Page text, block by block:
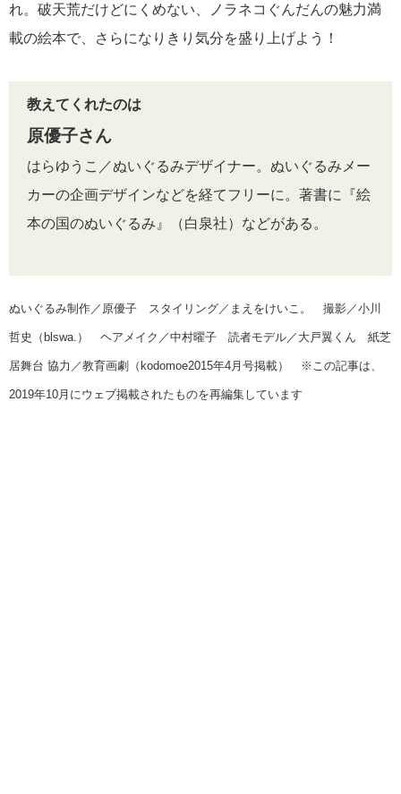
れ。破天荒だけどにくめない、ノラネコぐんだんの魅力満
載の絵本で、さらになりきり気分を盛り上げよう！
教えてくれたのは
原優子さん
はらゆうこ／ぬいぐるみデザイナー。ぬいぐるみメー
カーの企画デザインなどを経てフリーに。著書に『絵
本の国のぬいぐるみ』（白泉社）などがある。
ぬいぐるみ制作／原優子 スタイリング／まえをけいこ。 撮影／小川
哲史（blswa.） ヘアメイク／中村曜子 読者モデル／大戸翼くん 紙芝
居舞台 協力／教育画劇（kodomoe2015年4月号掲載） ※この記事は、
2019年10月にウェブ掲載されたものを再編集しています